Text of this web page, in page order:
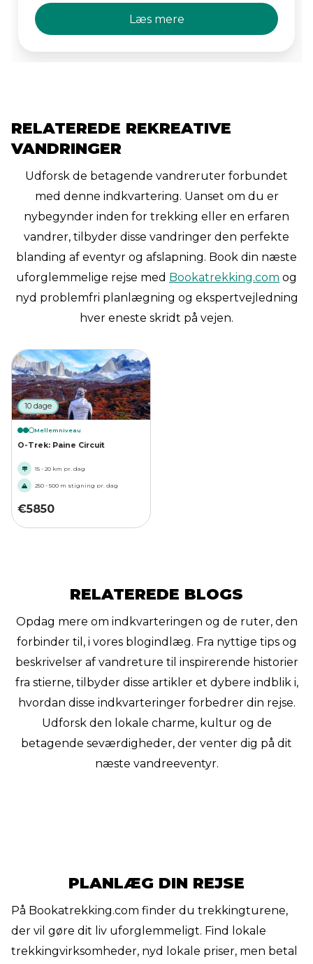
Stedet har uovertrufne udsigter til
Cuernos del Paine og Lake Nordenskjöld,
Læs mere
RELATEREDE REKREATIVE
VANDRINGER
Udforsk de betagende vandreruter forbundet
med denne indkvartering. Uanset om du er
nybegynder inden for trekking eller en erfaren
vandrer, tilbyder disse vandringer den perfekte
blanding af eventyr og afslapning. Book din næste
uforglemmelige rejse med Bookatrekking.com og
nyd problemfri planlægning og ekspertvejledning
hver eneste skridt på vejen.
10 dage
Mellemniveau
O-Trek: Paine Circuit
15 - 20 km pr. dag
250 - 500 m stigning pr. dag
€5850
RELATEREDE BLOGS
Opdag mere om indkvarteringen og de ruter, den
forbinder til, i vores blogindlæg. Fra nyttige tips og
beskrivelser af vandreture til inspirerende historier
fra stierne, tilbyder disse artikler et dybere indblik i,
hvordan disse indkvarteringer forbedrer din rejse.
Udforsk den lokale charme, kultur og de
betagende seværdigheder, der venter dig på dit
næste vandreeventyr.
PLANLÆG DIN REJSE
På Bookatrekking.com finder du trekkingturene,
der vil gøre dit liv uforglemmeligt. Find lokale
trekkingvirksomheder, nyd lokale priser, men betal